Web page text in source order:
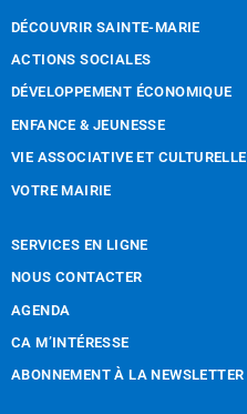
DÉCOUVRIR SAINTE-MARIE
ACTIONS SOCIALES
DÉVELOPPEMENT ÉCONOMIQUE
ENFANCE & JEUNESSE
VIE ASSOCIATIVE ET CULTURELLE
VOTRE MAIRIE
SERVICES EN LIGNE
NOUS CONTACTER
AGENDA
CA M’INTÉRESSE
ABONNEMENT À LA NEWSLETTER